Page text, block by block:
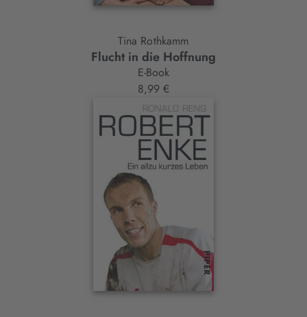
Tina Rothkamm
Flucht in die Hoffnung
E-Book
8,99 €